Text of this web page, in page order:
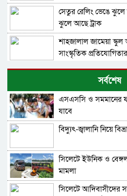
সেতুর রেলিং ভেঙে
ঝুলে আছে ট্রাক
শাহজালাল জামেয়া স্কুল
সাংস্কৃতিক
কুলাউড়া সীমান্তে
গুলিতে বাংলাদেশি নিহত
সাংবাদিক দুলাল
মালামাল উদ্ধার করতে
দুর্ঘটনায় নিহত প্রিতম
সিলেট মহানগর
আনুষ্ঠানিকভাবে দায়িত্ব
ইউনিক ও বেঙ্গল
সর্বশেষ
এসএসসি ও সমমানের
যাবে
বিদ্যুৎ-জ্বালানি নিয়ে
সিলেটে ইউনিক ও
মামলা
সিলেটে আদিবাসীদের